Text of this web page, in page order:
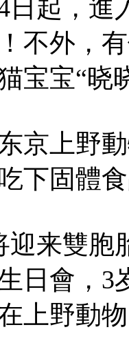
日起，進
不外，
宝宝“晓
京上野
下固體
迎来雙胞
日會，3
上野動